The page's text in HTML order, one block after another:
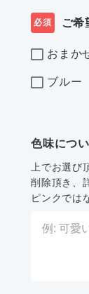
必須 ご希
おまか
ブルー
色味につ
上でお選
削除頂き、
ピンクでは